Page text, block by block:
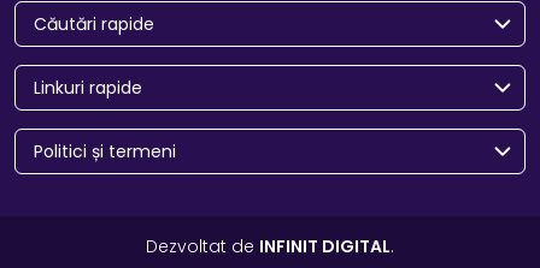
Căutări rapide
Linkuri rapide
Politici și termeni
Dezvoltat de INFINIT DIGITAL.